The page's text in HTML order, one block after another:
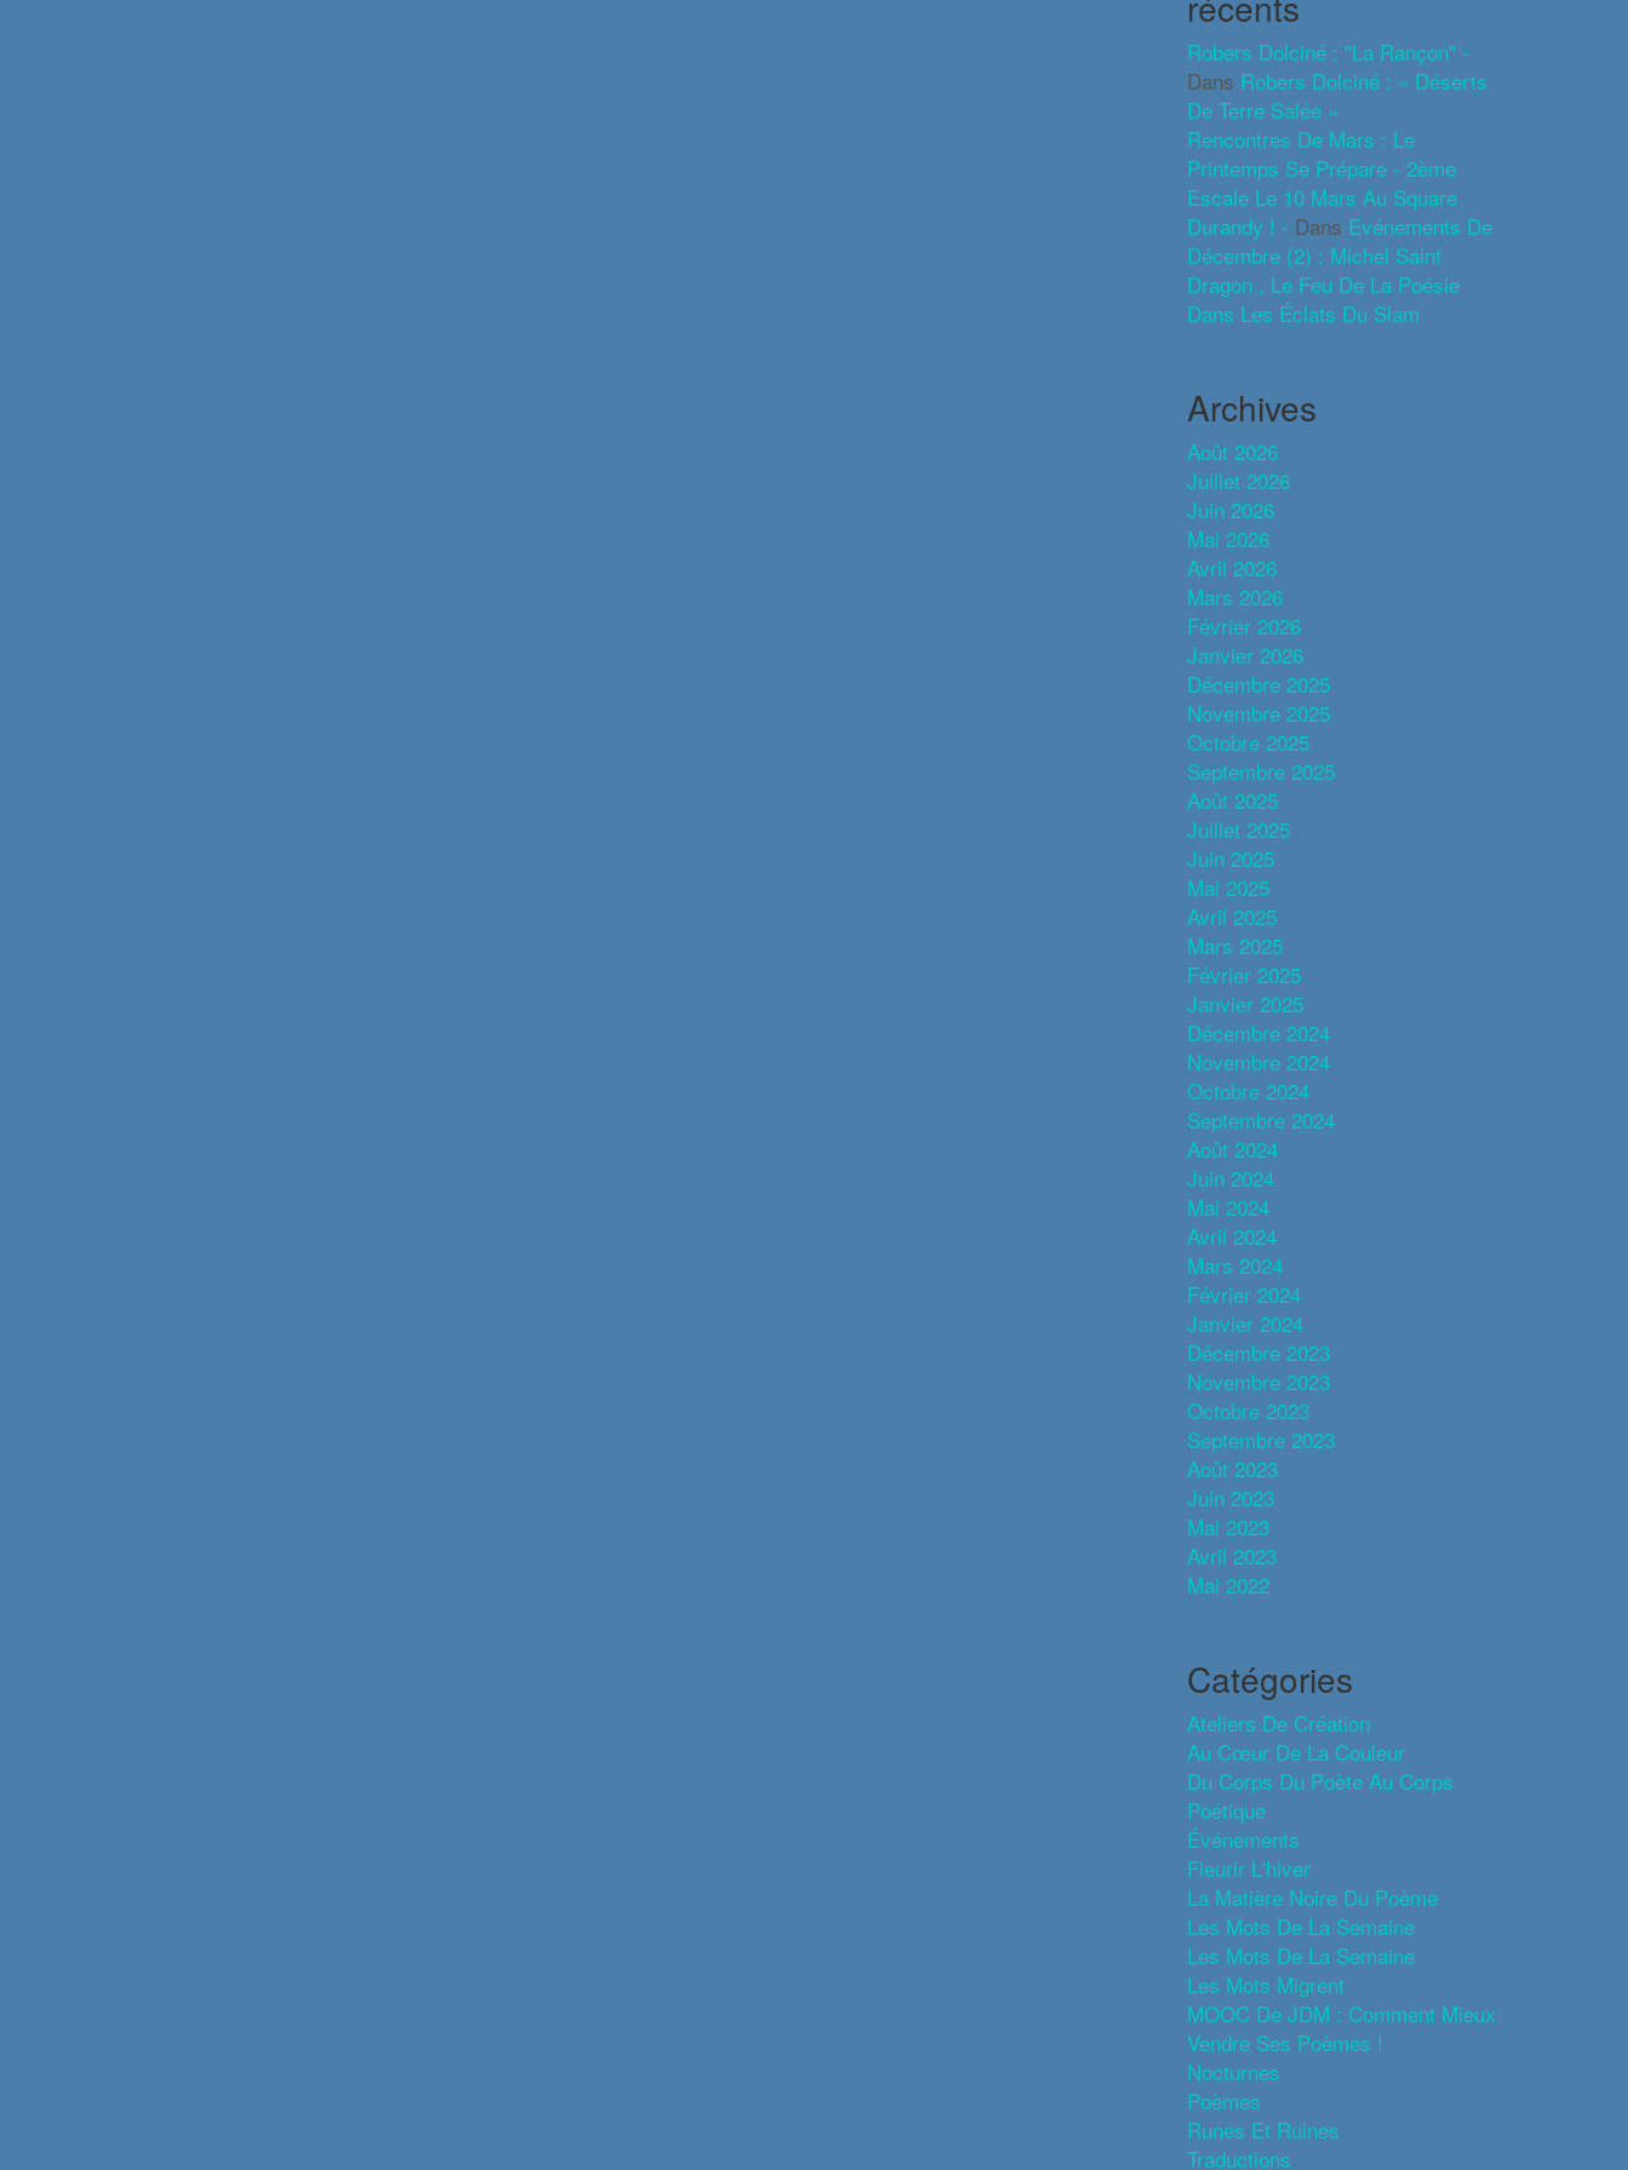
Robers Dolciné : "La Rançon" -
Dans Robers Dolciné : « Déserts
De Terre Salée »
Rencontres De Mars : Le
Printemps Se Prépare - 2ème
Escale Le 10 Mars Au Square
Durandy ! - Dans Evénements De
Décembre (2) : Michel Saint
Dragon , Le Feu De La Poésie
Dans Les Éclats Du Slam
Archives
Août 2026
Juillet 2026
Juin 2026
Mai 2026
Avril 2026
Mars 2026
Février 2026
Janvier 2026
Décembre 2025
Novembre 2025
Octobre 2025
Septembre 2025
Août 2025
Juillet 2025
Juin 2025
Mai 2025
Avril 2025
Mars 2025
Février 2025
Janvier 2025
Décembre 2024
Novembre 2024
Octobre 2024
Septembre 2024
Août 2024
Juin 2024
Mai 2024
Avril 2024
Mars 2024
Février 2024
Janvier 2024
Décembre 2023
Novembre 2023
Octobre 2023
Septembre 2023
Août 2023
Juin 2023
Mai 2023
Avril 2023
Mai 2022
Catégories
Ateliers De Création
Au Cœur De La Couleur
Du Corps Du Poète Au Corps
Poétique
Événements
Fleurir L'hiver
La Matière Noire Du Poème
Les Mots De La Semaine
Les Mots De La Semaine
Les Mots Migrent
MOOC De JDM : Comment Mieux
Vendre Ses Poèmes !
Nocturnes
Poèmes
Runes Et Ruines
Traductions